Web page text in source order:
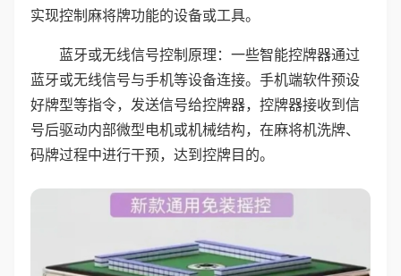
实现控制麻将牌功能的设备或工具。
蓝牙或无线信号控制原理：一些智能控牌器通过
蓝牙或无线信号与手机等设备连接。手机端软件预设
好牌型等指令，发送信号给控牌器，控牌器接收到信
号后驱动内部微型电机或机械结构，在麻将机洗牌、
码牌过程中进行干预，达到控牌目的。